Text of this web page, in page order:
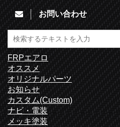
お問い合わせ
FRPエアロ
オススメ
オリジナルパーツ
お知らせ
カスタム(Custom)
ナビ・電装
メッキ塗装